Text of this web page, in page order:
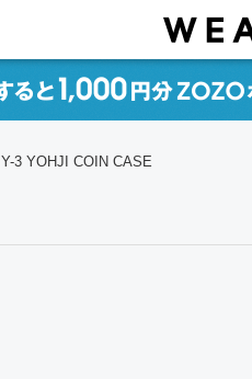
Y-3 YOHJI COIN CASE